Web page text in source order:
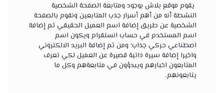
يقوم موقع بلاش بوجود ومتابعة الصفحة الشخصية
النشطة أنه من أهم أسرار جذب المتابعين ونقوم بالصفحة
الشخصية عن طريق إضافة اسم العميل الحقيقي ثم إضافة
اسم المستخدم في حساب انستقرام ويكون اسم
اصطناعي حركي جذاب؛ ومن ثم إضافة البريد الالكتروني
واخيرا إضافة سيرة ذاتية قصيرة عن العميل لكي تعرف
المتابعون اخبارهم ويبدؤون في متابعةهم وكل ما
يتابعونهم.